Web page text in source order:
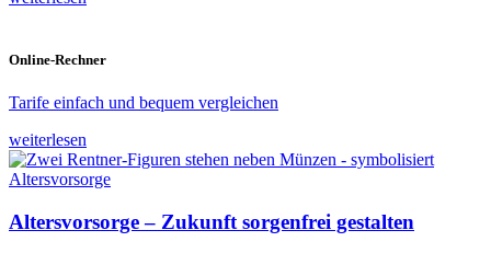
Online-Rechner
Tarife einfach und bequem vergleichen
weiterlesen
Altersvorsorge – Zukunft sorgenfrei gestalten